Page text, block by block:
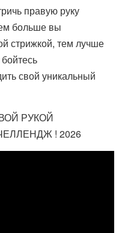
правую руку
больше вы
стрижкой, тем лучше
свой уникальный
РУКОЙ
! 2026